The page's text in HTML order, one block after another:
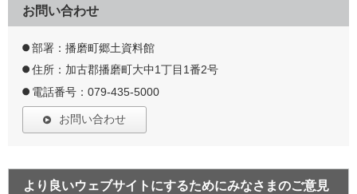
お問い合わせ
部署：播磨町郷土資料館
住所：加古郡播磨町大中1丁目1番2号
電話番号：079-435-5000
お問い合わせ
より良いウェブサイトにするためにみなさまのご意見